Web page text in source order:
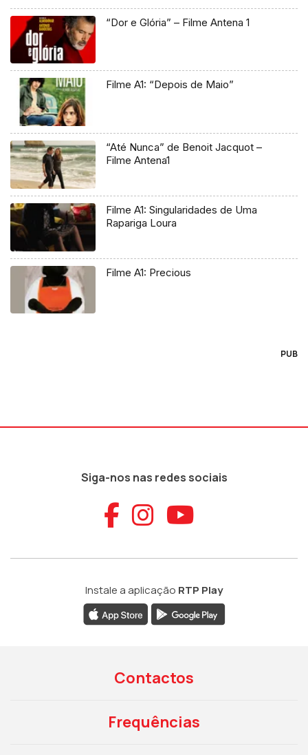
“Dor e Glória” – Filme Antena 1
Filme A1: “Depois de Maio”
“Até Nunca” de Benoit Jacquot –
Filme Antena1
Filme A1: Singularidades de Uma
Rapariga Loura
Filme A1: Precious
PUB
Siga-nos nas redes sociais
Aceder ao
Aceder ao
Aceder
Instale a aplicação RTP Play
Contactos
Frequências